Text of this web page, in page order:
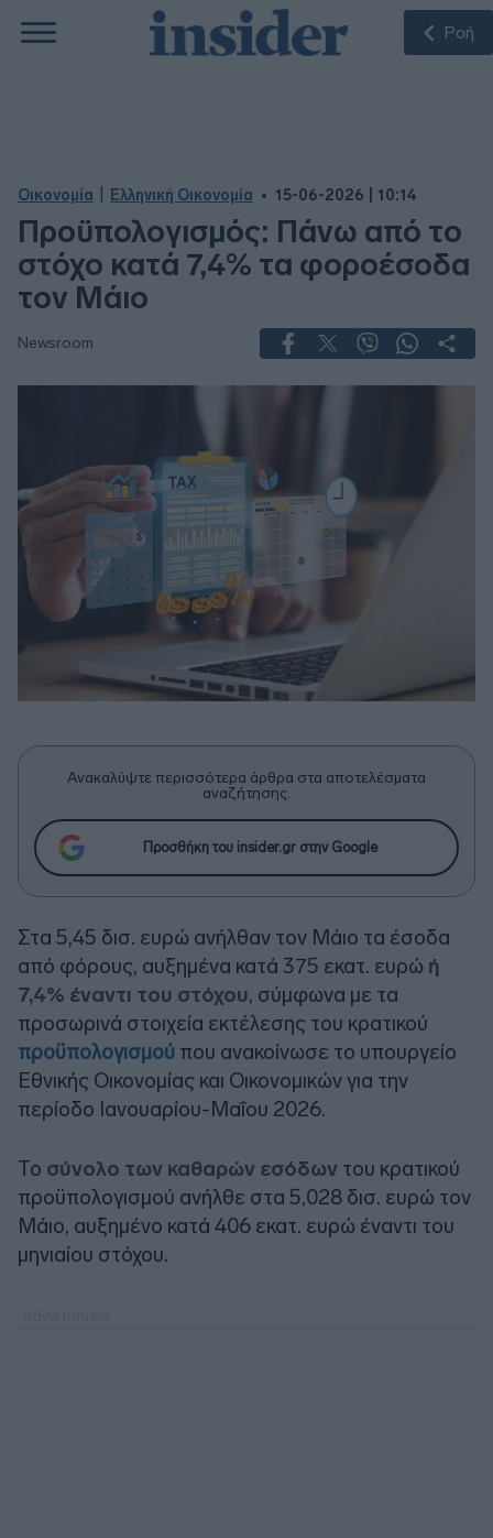
Ροή
Οικονομία Ελληνική Οικονομία 15-06-2026 | 10:14
Προϋπολογισμός: Πάνω από το
στόχο κατά 7,4% τα φοροέσοδα
τον Μάιο
Newsroom
Ανακαλύψτε περισσότερα άρθρα στα αποτελέσματα
αναζήτησης.
Προσθήκη του insider.gr στην Google
Στα 5,45 δισ. ευρώ ανήλθαν τον Μάιο τα έσοδα
από φόρους, αυξημένα κατά 375 εκατ. ευρώ ή
7,4% έναντι του στόχου, σύμφωνα με τα
προσωρινά στοιχεία εκτέλεσης του κρατικού
προϋπολογισμού που ανακοίνωσε το υπουργείο
Εθνικής Οικονομίας και Οικονομικών για την
περίοδο Ιανουαρίου-Μαΐου 2026.
Το σύνολο των καθαρών εσόδων του κρατικού
προϋπολογισμού ανήλθε στα 5,028 δισ. ευρώ τον
Μάιο, αυξημένο κατά 406 εκατ. ευρώ έναντι του
μηνιαίου στόχου.